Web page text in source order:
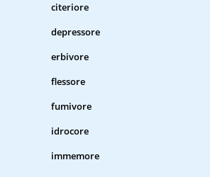
citeriore
depressore
erbivore
flessore
fumivore
idrocore
immemore